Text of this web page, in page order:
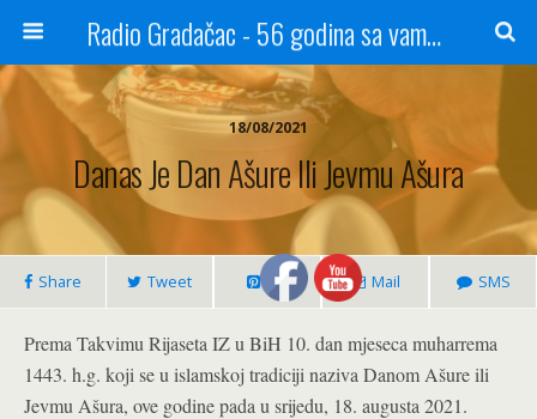
Radio Gradačac - 56 godina sa vama...
18/08/2021
Danas Je Dan Ašure Ili Jevmu Ašura
Share Tweet Pin Mail SMS
Prema Takvimu Rijaseta IZ u BiH 10. dan mjeseca muharrema
1443. h.g. koji se u islamskoj tradiciji naziva Danom Ašure ili
Jevmu Ašura, ove godine pada u srijedu, 18. augusta 2021.